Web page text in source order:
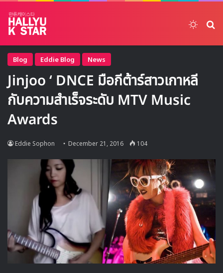
Blog Eddie Blog News
Jinjoo ‘ DNCE มือกีต้าร์สาวเกาหลี
กับความสำเร็จระดับ MTV Music
Awards
Eddie Sophon December 21, 2016 104